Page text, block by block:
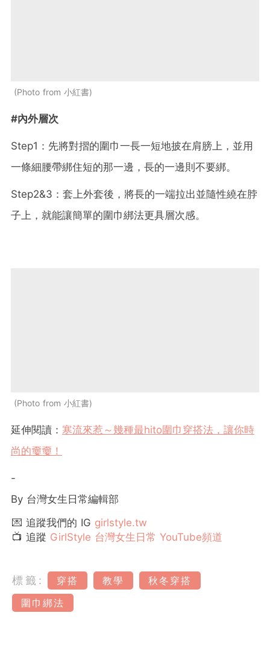
Photo from 小紅書
#內外層次
Step1：先將對摺的圍巾一長一短地披在肩膀上，並用
一條細腰帶綁住短的那一邊，長的一邊則不要綁。
Step2&3：套上外套後，將長的一端拉出並隨性繞在脖
子上，就能讓簡單的圍巾綁法更具層次感。
Photo from 小紅書
延伸閱讀： 寒流來惹～幾種最hito圍巾穿搭法，讓你時
尚的嫑嫑！
-
By 台灣女生日常編輯部
💌 追蹤我們的 IG girlstyle.tw
📺 追蹤 GirlStyle 台灣女生日常 YouTube頻道
標籤: 穿搭 教學
秋冬穿搭
圍巾綁法